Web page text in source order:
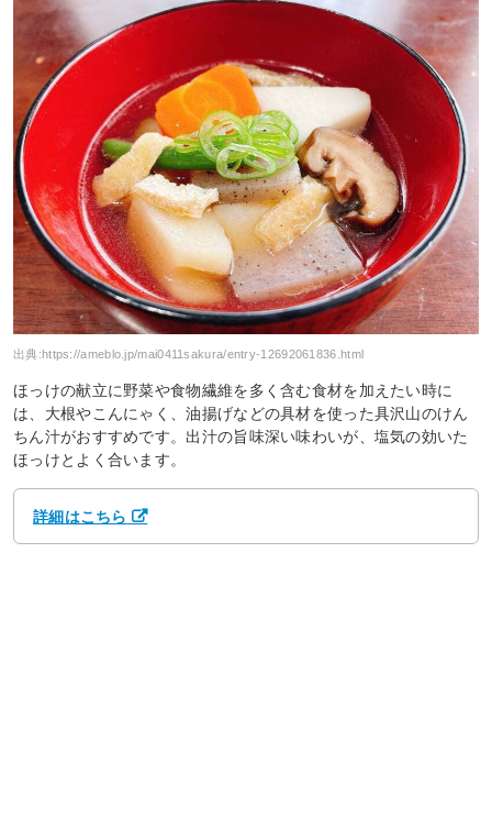
出典:https://ameblo.jp/mai0411sakura/entry-12692061836.html
ほっけの献立に野菜や食物繊維を多く含む食材を加えたい時に
は、大根やこんにゃく、油揚げなどの具材を使った具沢山のけん
ちん汁がおすすめです。出汁の旨味深い味わいが、塩気の効いた
ほっけとよく合います。
詳細はこちら